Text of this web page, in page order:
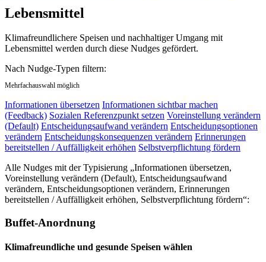
Lebensmittel
Klimafreundlichere Speisen und nachhaltiger Umgang mit
Lebensmittel werden durch diese Nudges gefördert.
Nach Nudge-Typen filtern:
Mehrfachauswahl möglich
Informationen übersetzen Informationen sichtbar machen
(Feedback) Sozialen Referenzpunkt setzen Voreinstellung verändern
(Default) Entscheidungsaufwand verändern Entscheidungsoptionen
verändern Entscheidungskonsequenzen verändern Erinnerungen
bereitstellen / Auffälligkeit erhöhen Selbstverpflichtung fördern
Alle Nudges mit der Typisierung „Informationen übersetzen,
Voreinstellung verändern (Default), Entscheidungsaufwand
verändern, Entscheidungsoptionen verändern, Erinnerungen
bereitstellen / Auffälligkeit erhöhen, Selbstverpflichtung fördern“:
Buffet-Anordnung
Klimafreundliche und gesunde Speisen wählen